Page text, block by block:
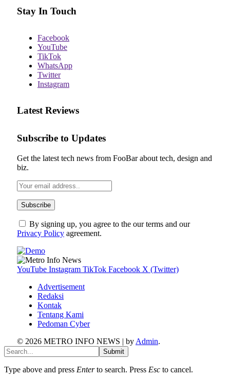
Stay In Touch
Facebook
YouTube
TikTok
WhatsApp
Twitter
Instagram
Latest Reviews
Subscribe to Updates
Get the latest tech news from FooBar about tech, design and
biz.
By signing up, you agree to the our terms and our
Privacy Policy agreement.
YouTube Instagram TikTok Facebook X (Twitter)
Advertisement
Redaksi
Kontak
Tentang Kami
Pedoman Cyber
© 2026 METRO INFO NEWS | by Admin.
Submit
Type above and press Enterto search. Press Esc to cancel.